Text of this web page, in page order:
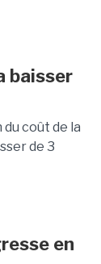
baisser
coût de la
de 3
en